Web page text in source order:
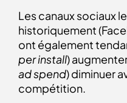
Les canaux sociaux
historiquement
ont également
per install)
ad spend) diminuer
compétition.